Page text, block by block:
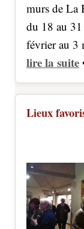
murs de La
du 18 au
février au 3
lire la suite
Lieux